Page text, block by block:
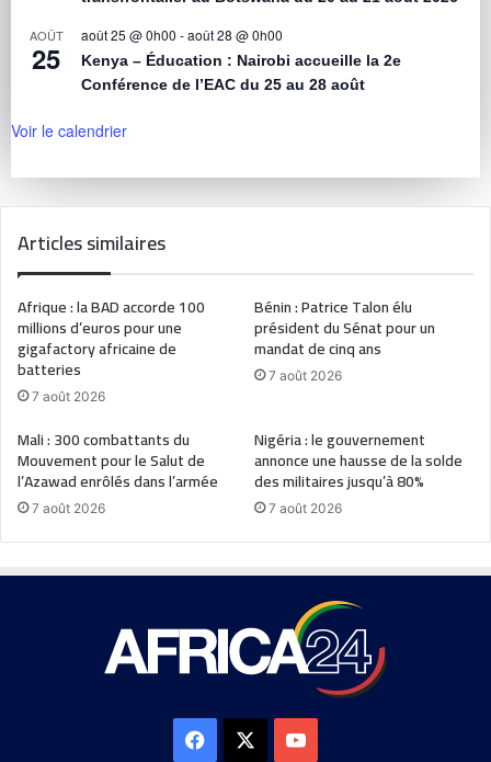
AOÛT
25
août 25 @ 0h00 -août 28 @ 0h00
Kenya – Éducation : Nairobi accueille la 2e
Conférence de l’EAC du 25 au 28 août
Voir le calendrier
Articles similaires
Afrique : la BAD accorde 100
millions d’euros pour une
gigafactory africaine de
batteries
7 août 2026
Bénin : Patrice Talon élu
président du Sénat pour un
mandat de cinq ans
7 août 2026
Mali : 300 combattants du
Mouvement pour le Salut de
l’Azawad enrôlés dans l’armée
7 août 2026
Nigéria : le gouvernement
annonce une hausse de la solde
des militaires jusqu’à 80%
7 août 2026